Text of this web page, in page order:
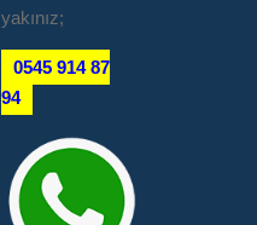
yakınız;
0545 914 87
94